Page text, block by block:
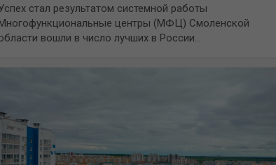
стал результатом системной работы
центры (МФЦ) Смоленской
вошли в число лучших в России…